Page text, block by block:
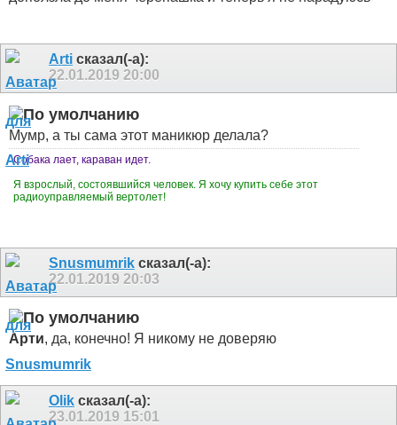
Arti сказал(-а):
22.01.2019 20:00
Мумр, а ты сама этот маникюр делала?
Собака лает, караван идет.
Я взрослый, состоявшийся человек. Я хочу купить себе этот
радиоуправляемый вертолет!
Snusmumrik сказал(-а):
22.01.2019 20:03
Арти, да, конечно! Я никому не доверяю
Olik сказал(-а):
23.01.2019 15:01